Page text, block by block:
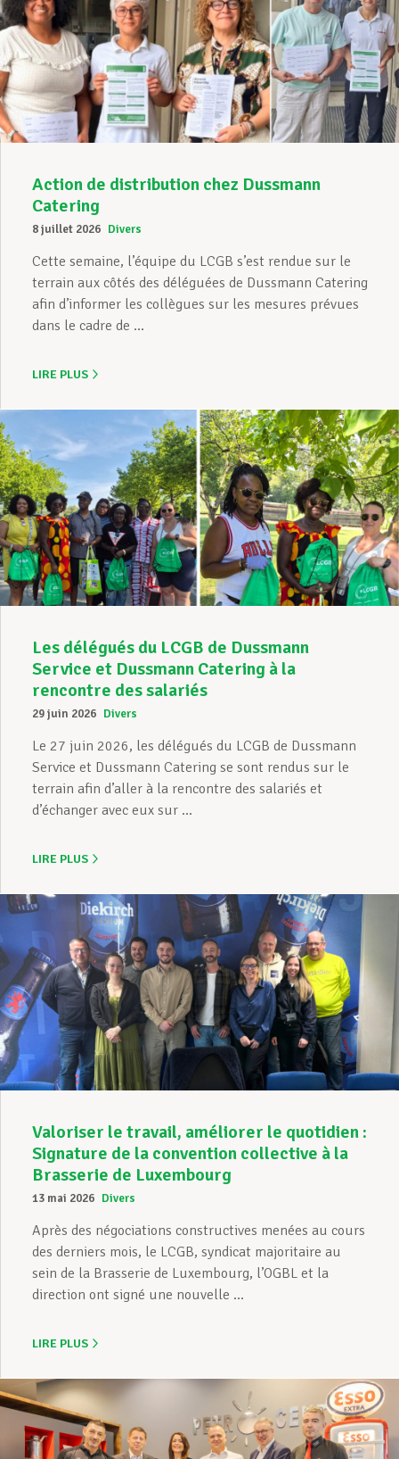
Action de distribution chez Dussmann
Catering
8 juillet 2026 Divers
Cette semaine, l’équipe du LCGB s’est rendue sur le
terrain aux côtés des déléguées de Dussmann Catering
afin d’informer les collègues sur les mesures prévues
dans le cadre de ...
LIRE PLUS
Les délégués du LCGB de Dussmann
Service et Dussmann Catering à la
rencontre des salariés
29 juin 2026 Divers
Le 27 juin 2026, les délégués du LCGB de Dussmann
Service et Dussmann Catering se sont rendus sur le
terrain afin d’aller à la rencontre des salariés et
d’échanger avec eux sur ...
LIRE PLUS
Valoriser le travail, améliorer le quotidien :
Signature de la convention collective à la
Brasserie de Luxembourg
13 mai 2026 Divers
Après des négociations constructives menées au cours
des derniers mois, le LCGB, syndicat majoritaire au
sein de la Brasserie de Luxembourg, l’OGBL et la
direction ont signé une nouvelle ...
LIRE PLUS